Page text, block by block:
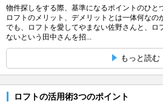
物件探しをする際、基準になるポイントのひと
ロフトのメリット、デメリットとは一体何なの
でも、ロフトを愛してやまない佐野さんと、ロ
ないという田中さんを招...
もっと読む
ロフトの活用術3つのポイント